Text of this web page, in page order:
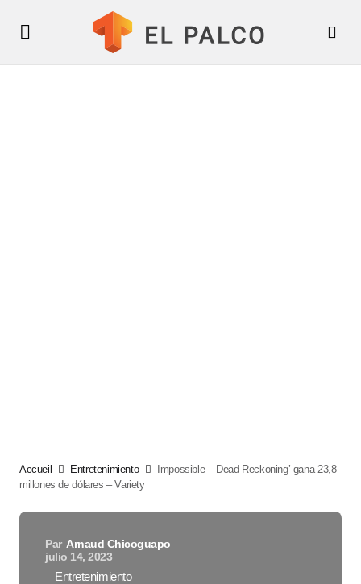
Accueil Entretenimiento
Impossible – Dead Reckoning’ gana 23,8
millones de dólares – Variety
Par Arnaud Chicoguapo
julio 14, 2023
Entretenimiento